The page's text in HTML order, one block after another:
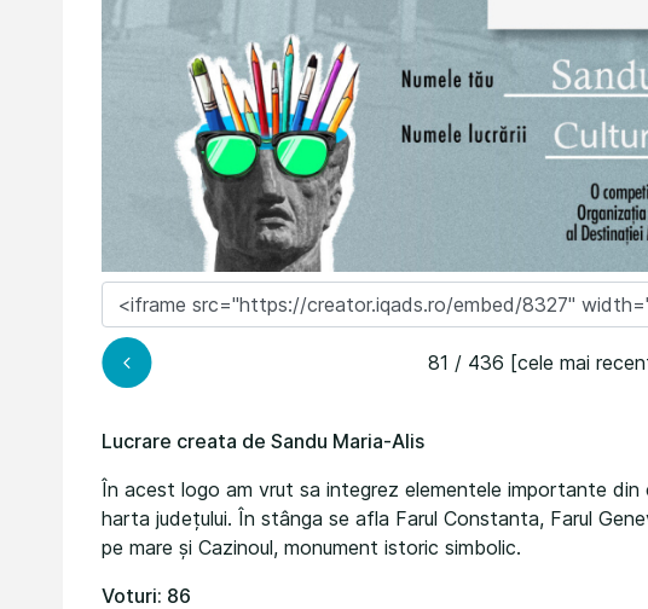
81 / 436 [cele mai
Lucrare creata de Sandu Maria-Alis
În acest logo am vrut sa integrez elementele importante din
harta județului. În stânga se afla Farul Constanta, Farul
pe mare și Cazinoul, monument istoric simbolic.
Voturi: 86